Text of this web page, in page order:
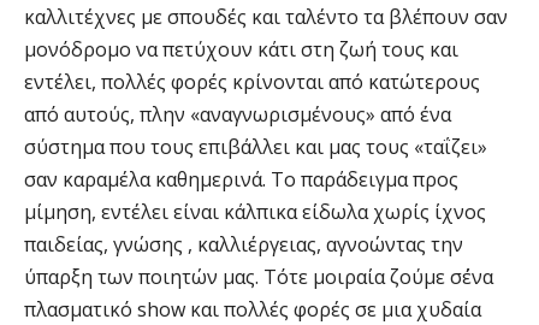
καλλιτέχνες με σπουδές και ταλέντο τα βλέπουν σαν
μονόδρομο να πετύχουν κάτι στη ζωή τους και
εντέλει, πολλές φορές κρίνονται από κατώτερους
από αυτούς, πλην «αναγνωρισμένους» από ένα
σύστημα που τους επιβάλλει και μας τους «ταΐζει»
σαν καραμέλα καθημερινά. Το παράδειγμα προς
μίμηση, εντέλει είναι κάλπικα είδωλα χωρίς ίχνος
παιδείας, γνώσης , καλλιέργειας, αγνοώντας την
ύπαρξη των ποιητών μας. Τότε μοιραία ζούμε σ΄ένα
πλασματικό show και πολλές φορές σε μια χυδαία